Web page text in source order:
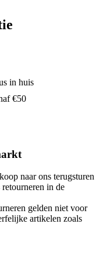
in huis
€50
naar ons terugsturen
retourneren in de
gelden niet voor
artikelen zoals